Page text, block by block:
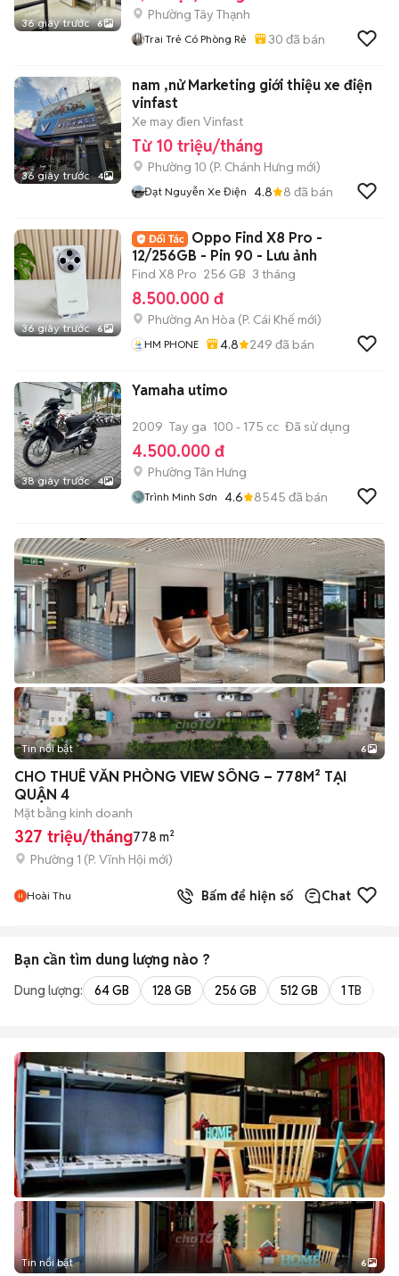
36 giây trước 6
Phường Tây Thạnh
Trai Trẻ Có Phòng Rẻ 30 đã bán
36 giây trước 4
nam ,nử Marketing giới thiệu xe điện
vinfast
Xe may đien Vinfast
Từ 10 triệu/tháng
Phường 10 (P. Chánh Hưng mới)
Đạt Nguyễn Xe Điện 4.8 8 đã bán
36 giây trước 6
Oppo Find X8 Pro -
12/256GB - Pin 90 - Lưu ảnh
Find X8 Pro 256 GB 3 tháng
8.500.000 đ
Phường An Hòa (P. Cái Khế mới)
HM PHONE 4.8 249 đã bán
38 giây trước 4
Yamaha utimo
2009 Tay ga 100 - 175 cc Đã sử dụng
4.500.000 đ
Phường Tân Hưng
Trình Minh Sơn 4.6 8545 đã bán
+2
Tin nổi bật 6
CHO THUÊ VĂN PHÒNG VIEW SÔNG – 778M² TẠI
QUẬN 4
Mặt bằng kinh doanh
327 triệu/tháng778 m²
Phường 1 (P. Vĩnh Hội mới)
Hoài Thu Bấm để hiện số Chat
Bạn cần tìm dung lượng nào ?
Dung lượng: 64 GB 128 GB 256 GB 512 GB 1 TB
Tin nổi bật 6